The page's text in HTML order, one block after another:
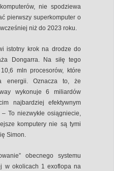
nie spodziewa
pierwszy superkomputer o
niż do 2023 roku.
istotny krok na drodze do
Dongarra. Na siłę tego
mln procesorów, które
energii. Oznacza to, że
wykonuje 6 miliardów
najbardziej efektywnym
To niezwykłe osiągniecie,
komputery nie są tymi
Simon.
obecnego systemu
w okolicach 1 exoflopa na